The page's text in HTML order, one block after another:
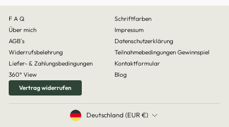
F A Q
Schriftfarben
Über mich
Impressum
AGB´s
Datenschutzerklärung
Widerrufsbelehrung
Teilnahmebedingungen Gewinnspiel
Liefer- & Zahlungsbedingungen
Kontaktformular
360° View
Blog
Vertrag widerrufen
WÄHRUNG
Deutschland (EUR €)